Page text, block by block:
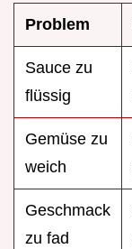
Problem
Sauce zu
flüssig
Gemüse zu
weich
Geschmack
zu fad